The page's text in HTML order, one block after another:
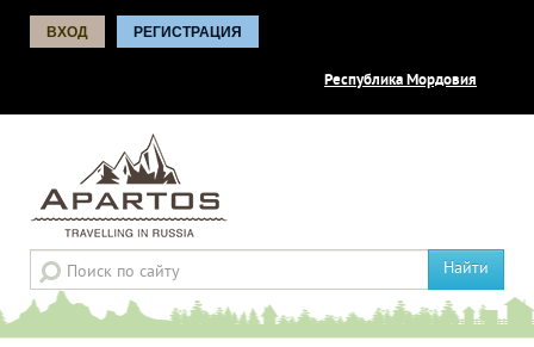
ВХОД РЕГИСТРАЦИЯ
Республика Мордовия
Найти